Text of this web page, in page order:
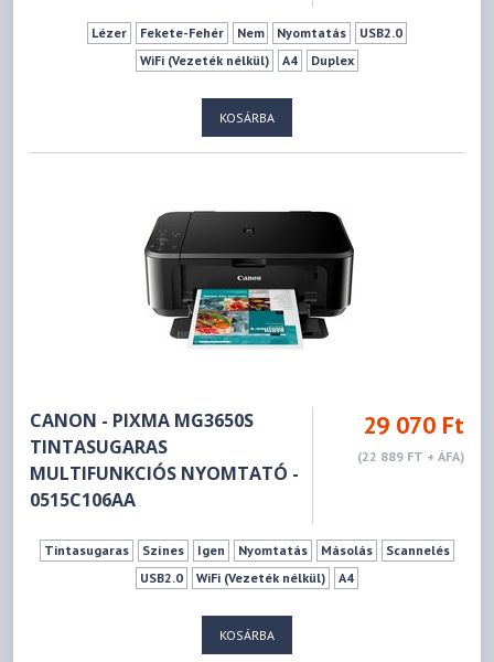
Lézer Fekete-Fehér Nem Nyomtatás
USB2.0
WiFi (Vezeték nélkül)
A4 Duplex
KOSÁRBA
CANON - PIXMA MG3650S
TINTASUGARAS
MULTIFUNKCIÓS NYOMTATÓ -
0515C106AA
29 070 Ft
(22 889 FT + ÁFA)
Tintasugaras Színes Igen Nyomtatás Másolás
Scannelés
USB2.0
WiFi (Vezeték nélkül) A4
KOSÁRBA